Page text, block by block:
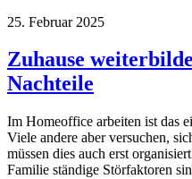
25. Februar 2025
Zuhause
Nachteile
Im Homeoffice arbeiten ist das
Viele andere aber versuchen,
müssen dies auch erst
Familie ständige Störfaktoren